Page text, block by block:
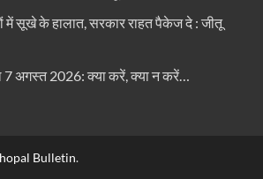
में सूखे के हालात, सरकार राहत पैकेज दे : जीतू
अगस्त 2026: क्या करें, क्या न करें…
Bulletin.